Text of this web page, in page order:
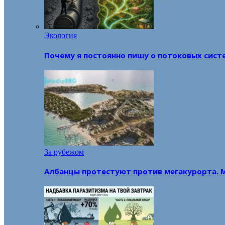
Экология
Почему я постоянно пишу о потоковых
За рубежом
Албанцы протестуют против мегакурорта.